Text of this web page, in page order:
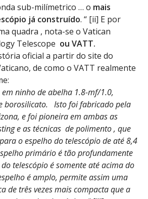
sub-milímetrico … o mais
já construído. “ [ii] E por
quadra , nota-se o Vatican
Telescope ou VATT.
oficial a partir do site do
de como o VATT realmente
em ninho de abelha 1.8-mf/1.0,
borosilicato. Isto foi fabricado pela
e foi pioneira em ambas as
e as técnicas de polimento , que
o espelho do telescópio de até 8,4
primário é tão profundamente
telescópio é somente até acima do
é amplo, permite assim uma
de três vezes mais compacta que a